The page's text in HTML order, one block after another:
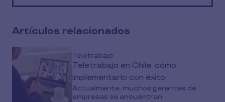
Artículos relacionados
Teletrabajo
Teletrabajo en Chile: cómo
implementarlo con éxito
Actualmente, muchos gerentes de
empresas se encuentran